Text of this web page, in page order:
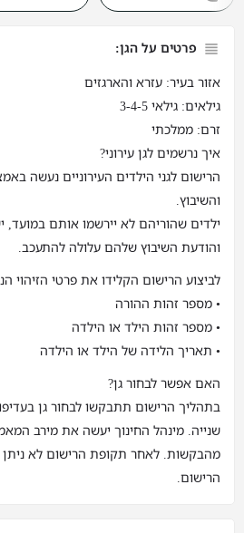
פרטים על הגן:
אזור בעיר: עזרא והארגזים
גילאים: גילאי 3-4-5
זרם: ממלכתי
איך נרשמים לגן עירוני?
הרישום לגני הילדים העירוניים נעשה
והשיבוץ.
ילדים שהוריהם לא יירשמו אותם במועד,
והודעת השיבוץ שלהם עלולה להתעכב.
לביצוע הרישום הקלידו את פרטי הזיהוי
• מספר זהות ההורה
• מספר זהות הילד או הילדה
• תאריך הלידה של הילד או הילדה
האם אפשר לבחור גן?
בתהליך הרישום תתבקשו לבחור גן
שנייה. מינהל החינוך יעשה את מירב
מהבקשות. לאחר תקופת הרישום לא ניתן
הרישום.